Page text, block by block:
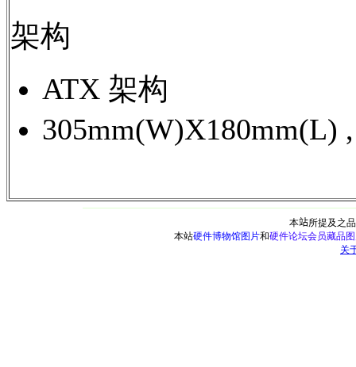
架构
ATX 架构
305mm(W)X180mm(L)
本站所提及之
本站硬件博物馆图片和硬件论坛会员藏品
关